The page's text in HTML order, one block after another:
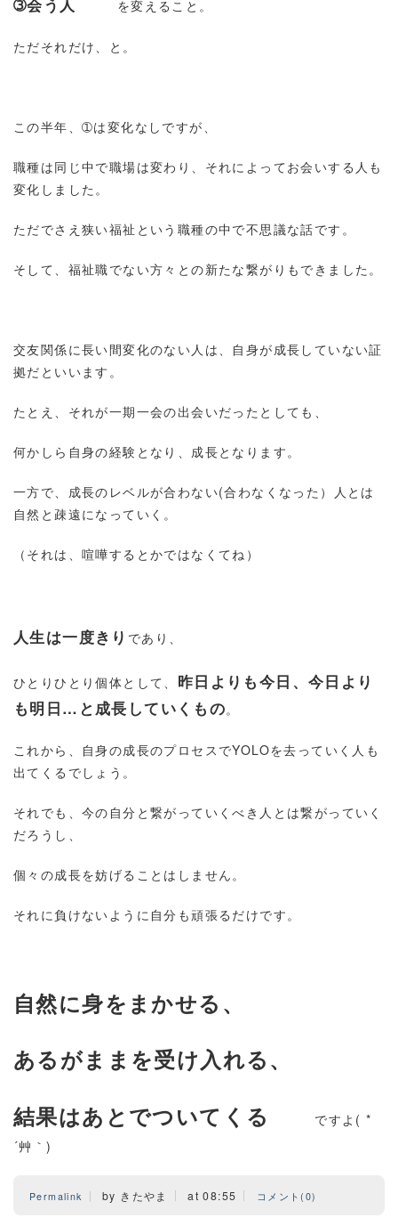
➂会う人 を変えること。
ただそれだけ、と。
この半年、➀は変化なしですが、
職種は同じ中で職場は変わり、それによってお会いする人も
変化しました。
ただでさえ狭い福祉という職種の中で不思議な話です。
そして、福祉職でない方々との新たな繋がりもできました。
交友関係に長い間変化のない人は、自身が成長していない証
拠だといいます。
たとえ、それが一期一会の出会いだったとしても、
何かしら自身の経験となり、成長となります。
一方で、成長のレベルが合わない(合わなくなった）人とは
自然と疎遠になっていく。
（それは、喧嘩するとかではなくてね）
人生は一度きり であり、
ひとりひとり個体として、 昨日よりも今日、今日より
も明日…と成長していくもの。
これから、自身の成長のプロセスでYOLOを去っていく人も
出てくるでしょう。
それでも、今の自分と繋がっていくべき人とは繋がっていく
だろうし、
個々の成長を妨げることはしません。
それに負けないように自分も頑張るだけです。
自然に身をまかせる、
あるがままを受け入れる、
結果はあとでついてくる
ですよ( *
´艸｀)
Permalink by きたやま at 08:55 コメント(0)